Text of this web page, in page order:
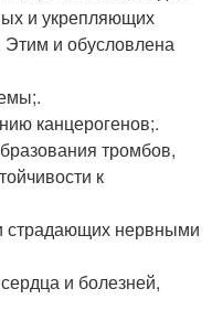
и укрепляющих
и обусловлена
канцерогенов;.
тромбов,
к
страдающих нервными
и болезней,